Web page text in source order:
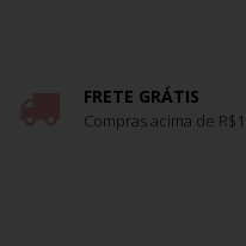
FRETE GRÁTIS
Compras acima de